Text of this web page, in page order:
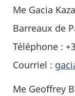
Me Gacia
Barreaux de
Téléphone :
Courriel :
Me Geoffrey